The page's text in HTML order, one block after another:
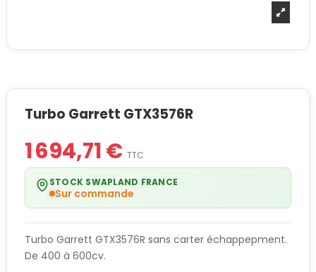
Turbo Garrett GTX3576R
1 694,71 € TTC
STOCK SWAPLAND FRANCE
Sur commande
Turbo Garrett GTX3576R sans carter échappepment.
De 400 à 600cv.